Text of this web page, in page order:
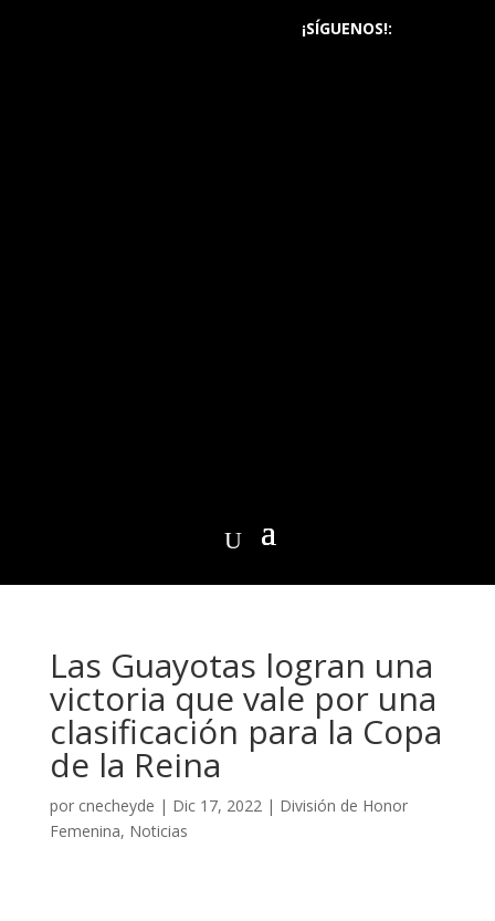
¡SÍGUENOS!:
Las Guayotas logran una
victoria que vale por una
clasificación para la Copa
de la Reina
por cnecheyde | Dic 17, 2022| División de Honor
Femenina, Noticias